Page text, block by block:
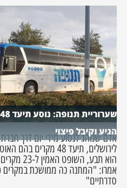
הגיע וקיבל פיצוי
אדם שנוהג לנסוע מידי יום דרך
לירושלים, תיעד 48
הוא תבע,
אמרו: "המתנה כה ממושכת במקרים
סדרתיים"